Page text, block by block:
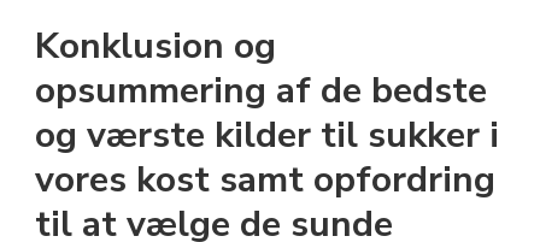
Konklusion og
opsummering af de bedste
og værste kilder til sukker i
vores kost samt opfordring
til at vælge de sunde